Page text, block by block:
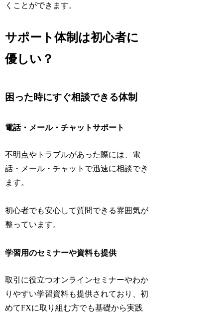
くことができます。
サポート体制は初心者に
優しい？
困った時にすぐ相談できる体制
電話・メール・チャットサポート
不明点やトラブルがあった際には、電
話・メール・チャットで迅速に相談でき
ます。
初心者でも安心して質問できる雰囲気が
整っています。
学習用のセミナーや資料も提供
取引に役立つオンラインセミナーやわか
りやすい学習資料も提供されており、初
めてFXに取り組む方でも基礎から実践